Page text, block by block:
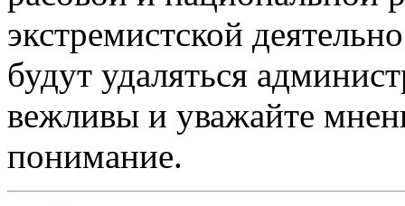
экстремистской
будут удаляться
вежливы и уважайте
понимание.